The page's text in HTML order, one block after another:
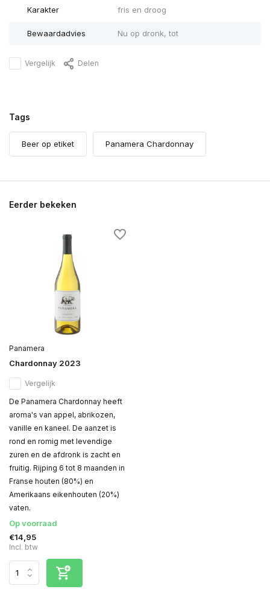
Karakter fris en droog
Bewaardadvies Nu op dronk, tot
Vergelijk Delen
Tags
Beer op etiket Panamera Chardonnay
Eerder bekeken
Panamera
Chardonnay 2023
Vergelijk
De Panamera Chardonnay heeft
aroma's van appel, abrikozen,
vanille en kaneel. De aanzet is
rond en romig met levendige
zuren en de afdronk is zacht en
fruitig. Rijping 6 tot 8 maanden in
Franse houten (80%) en
Amerikaans eikenhouten (20%)
vaten.
Op voorraad
€14,95
Incl. btw